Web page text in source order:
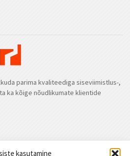
kasutamine
parima kvaliteediga siseviimistlus-,
ka kõige nõudlikumate klientide